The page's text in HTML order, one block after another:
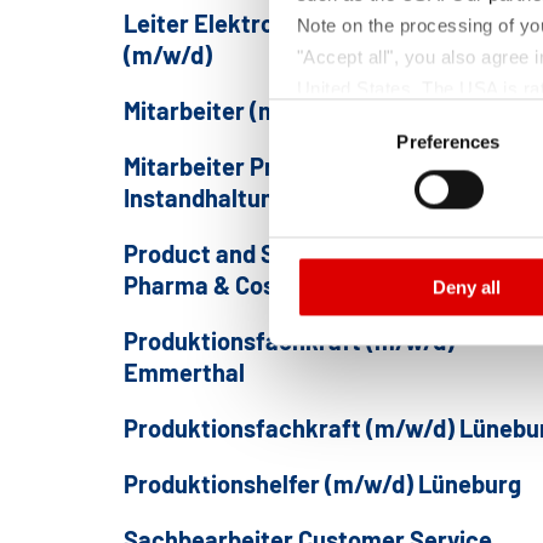
Note on the processing of
"Accept all", you also agree
monitoring purposes,
and functions we use in the
Privacy
Consent
Preferences
Deny all
Leiter Elektrowerkstatt /
(m/w/d)
Mitarbeiter (m/w/d) Recht & Verwaltung
Mitarbeiter Produktion und
Instandhaltung (m/w/d)
Product and Sales Manager (m/w/d)
Pharma & Cosmetics
Produktionsfachkraft (m/w/d)
Emmerthal
Produktionsfachkraft (m/w/d)
Produktionshelfer (m/w/d) Lüneburg